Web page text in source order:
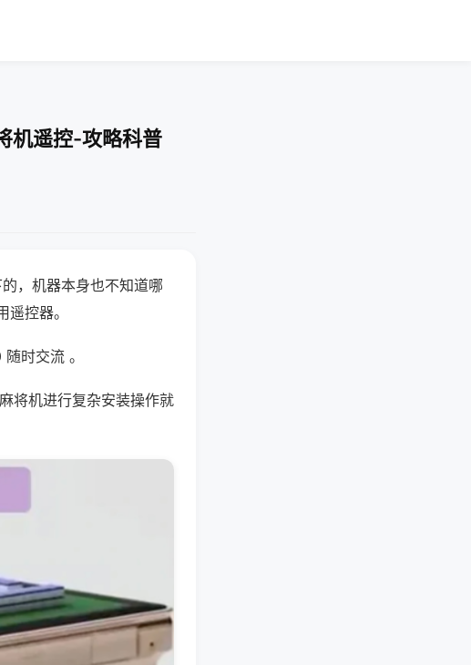
机遥控-攻略科普
，机器本身也不知道哪
控器。
时交流 。
将机进行复杂安装操作就